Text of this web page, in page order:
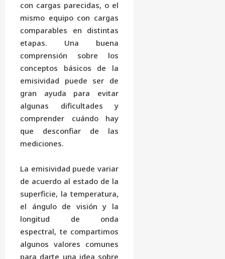
con cargas parecidas, o el
mismo equipo con cargas
comparables en distintas
etapas. Una buena
comprensión sobre los
conceptos básicos de la
emisividad puede ser de
gran ayuda para evitar
algunas dificultades y
comprender cuándo hay
que desconfiar de las
mediciones.
La emisividad puede variar
de acuerdo al estado de la
superficie, la temperatura,
el ángulo de visión y la
longitud de onda
espectral, te compartimos
algunos valores comunes
para darte una idea sobre